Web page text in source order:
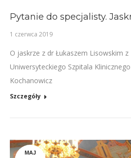
Pytanie do specjalisty.
1 czerwca 2019
O jaskrze z dr Łukaszem Lisowskim z
Uniwersyteckiego Szpitala
Kochanowicz
Szczegóły
MAJ